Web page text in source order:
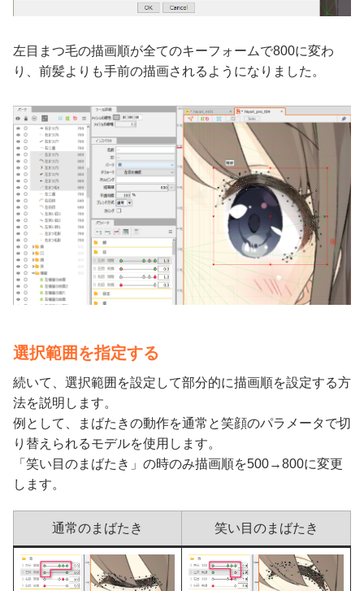
左目まつ毛の描画順が全てのキーフォームで800に変わ
り、前髪よりも手前の描画されるようになりました。
選択範囲を指定する
続いて、選択範囲を設定して部分的に描画順を設定する方
法を説明します。
例として、まばたきの動作を通常と笑顔のパラメータで切
り替えられるモデルを使用します。
「笑い目のまばたき」の時のみ描画順を500→800に変更
します。
通常のまばたき 笑い目のまばたき